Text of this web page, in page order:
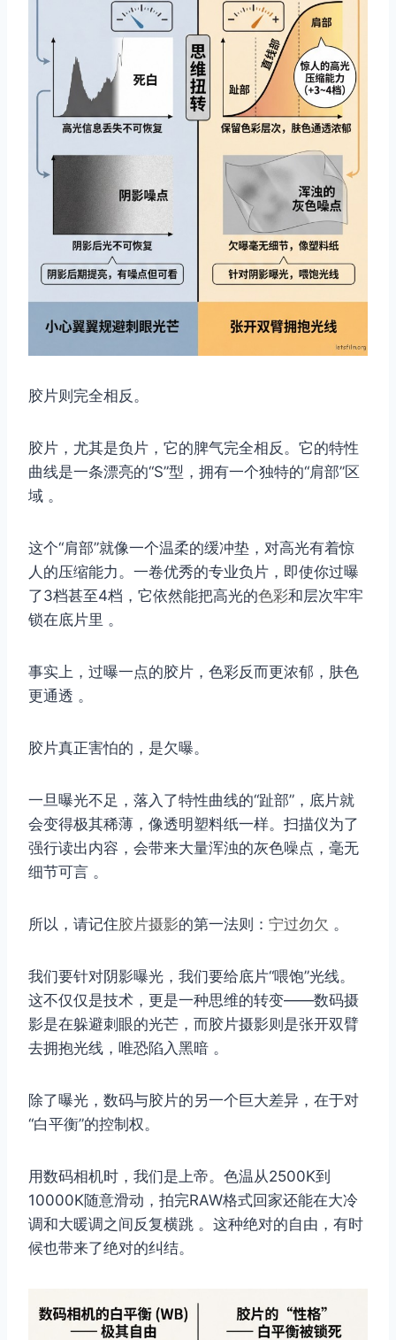
胶片则完全相反。
胶片，尤其是负片，它的脾气完全相反。它的特性
曲线是一条漂亮的“S”型，拥有一个独特的“肩部”区
域 。
这个“肩部”就像一个温柔的缓冲垫，对高光有着惊
人的压缩能力。一卷优秀的专业负片，即使你过曝
了3档甚至4档，它依然能把高光的色彩和层次牢牢
锁在底片里 。
事实上，过曝一点的胶片，色彩反而更浓郁，肤色
更通透 。
胶片真正害怕的，是欠曝。
一旦曝光不足，落入了特性曲线的“趾部”，底片就
会变得极其稀薄，像透明塑料纸一样。扫描仪为了
强行读出内容，会带来大量浑浊的灰色噪点，毫无
细节可言 。
所以，请记住胶片摄影的第一法则： 宁过勿欠 。
我们要针对阴影曝光，我们要给底片“喂饱”光线。
这不仅仅是技术，更是一种思维的转变——数码摄
影是在躲避刺眼的光芒，而胶片摄影则是张开双臂
去拥抱光线，唯恐陷入黑暗 。
除了曝光，数码与胶片的另一个巨大差异，在于对
“白平衡”的控制权。
用数码相机时，我们是上帝。色温从2500K到
10000K随意滑动，拍完RAW格式回家还能在大冷
调和大暖调之间反复横跳 。这种绝对的自由，有时
候也带来了绝对的纠结。